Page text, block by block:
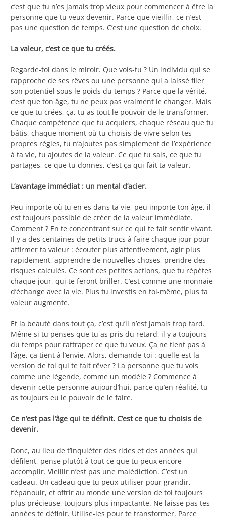
c’est que tu n’es jamais trop vieux pour commencer à être la
personne que tu veux devenir. Parce que vieillir, ce n’est
pas une question de temps. C’est une question de choix.
La valeur, c’est ce que tu créés.
Regarde-toi dans le miroir. Que vois-tu ? Un individu qui se
rapproche de ses rêves ou une personne qui a laissé filer
son potentiel sous le poids du temps ? Parce que la vérité,
c’est que ton âge, tu ne peux pas vraiment le changer. Mais
ce que tu crées, ça, tu as tout le pouvoir de le transformer.
Chaque compétence que tu acquiers, chaque réseau que tu
bâtis, chaque moment où tu choisis de vivre selon tes
propres règles, tu n’ajoutes pas simplement de l’expérience
à ta vie, tu ajoutes de la valeur. Ce que tu sais, ce que tu
partages, ce que tu donnes, c’est ça qui fait ta valeur.
L’avantage immédiat : un mental d’acier.
Peu importe où tu en es dans ta vie, peu importe ton âge, il
est toujours possible de créer de la valeur immédiate.
Comment ? En te concentrant sur ce qui te fait sentir vivant.
Il y a des centaines de petits trucs à faire chaque jour pour
affirmer ta valeur : écouter plus attentivement, agir plus
rapidement, apprendre de nouvelles choses, prendre des
risques calculés. Ce sont ces petites actions, que tu répètes
chaque jour, qui te feront briller. C’est comme une monnaie
d’échange avec la vie. Plus tu investis en toi-même, plus ta
valeur augmente.
Et la beauté dans tout ça, c’est qu’il n’est jamais trop tard.
Même si tu penses que tu as pris du retard, il y a toujours
du temps pour rattraper ce que tu veux. Ça ne tient pas à
l’âge, ça tient à l’envie. Alors, demande-toi : quelle est la
version de toi qui te fait rêver ? La personne que tu vois
comme une légende, comme un modèle ? Commence à
devenir cette personne aujourd’hui, parce qu’en réalité, tu
as toujours eu le pouvoir de le faire.
Ce n’est pas l’âge qui te définit. C’est ce que tu choisis de
devenir.
Donc, au lieu de t’inquiéter des rides et des années qui
défilent, pense plutôt à tout ce que tu peux encore
accomplir. Vieillir n’est pas une malédiction. C’est un
cadeau. Un cadeau que tu peux utiliser pour grandir,
t’épanouir, et offrir au monde une version de toi toujours
plus précieuse, toujours plus impactante. Ne laisse pas tes
années te définir. Utilise-les pour te transformer. Parce